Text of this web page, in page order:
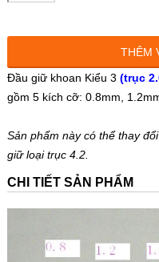
THÊM
Đầu giữ khoan Kiểu 3 (trục
gồm 5 kích cỡ: 0.8mm,
Sản phẩm này có thể thay
giữ loại trục 4.2.
CHI TIẾT SẢN PHẨM